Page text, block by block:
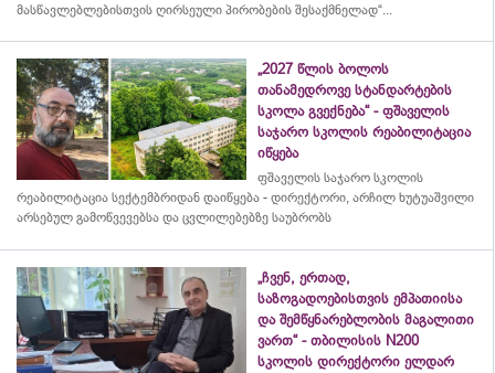
მასწავლებლებისთვის ღირსეული პირობების შესაქმნელად“...
„2027 წლის ბოლოს
თანამედროვე სტანდარტების
სკოლა გვექნება“ - ფშაველის
საჯარო სკოლის რეაბილიტაცია
იწყება
ფშაველის საჯარო სკოლის
რეაბილიტაცია სექტემბრიდან დაიწყება - დირექტორი, არჩილ ხუტუაშვილი
არსებულ გამოწვევებსა და ცვლილებებზე საუბრობს
„ჩვენ, ერთად,
საზოგადოებისთვის ემპათიისა
და შემწყნარებლობის მაგალითი
ვართ“ - თბილისის N200
სკოლის დირექტორი ელდარ